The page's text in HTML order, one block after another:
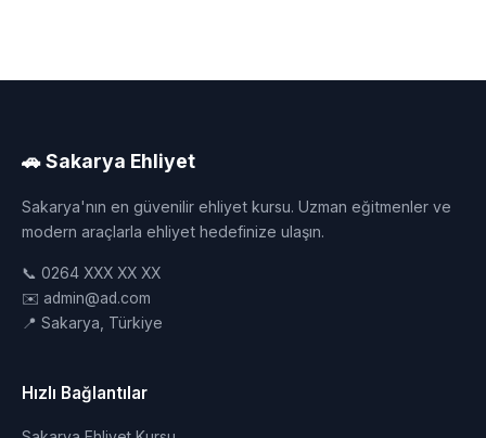
🚗 Sakarya Ehliyet
Sakarya'nın en güvenilir ehliyet kursu. Uzman eğitmenler ve
modern araçlarla ehliyet hedefinize ulaşın.
📞 0264 XXX XX XX
✉️ admin@ad.com
📍 Sakarya, Türkiye
Hızlı Bağlantılar